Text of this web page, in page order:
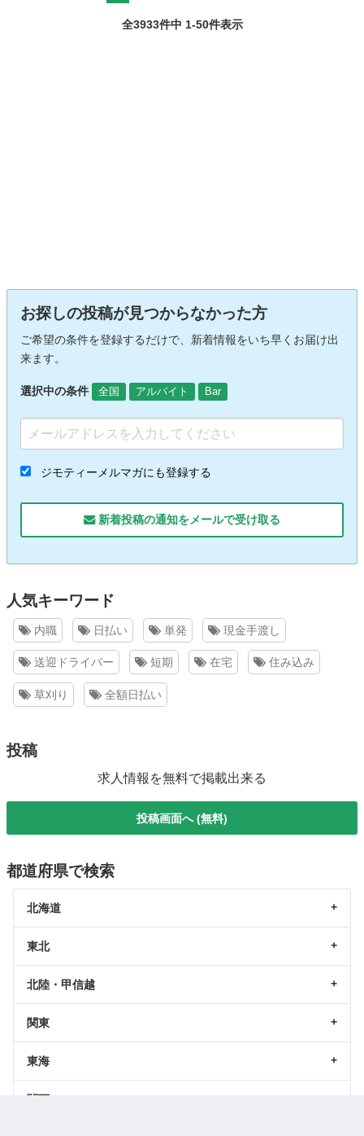
全3933件中 1-50件表示
お探しの投稿が見つからなかった方
ご希望の条件を登録するだけで、新着情報をいち早くお届け出
来ます。
選択中の条件 全国 アルバイト Bar
ジモティーメルマガにも登録する
新着投稿の通知をメールで受け取る
人気キーワード
内職 日払い 単発 現金手渡し
送迎ドライバー 短期 在宅 住み込み
草刈り 全額日払い
投稿
求人情報を無料で掲載出来る
投稿画面へ (無料)
都道府県で検索
北海道
東北
北陸・甲信越
関東
東海
関西